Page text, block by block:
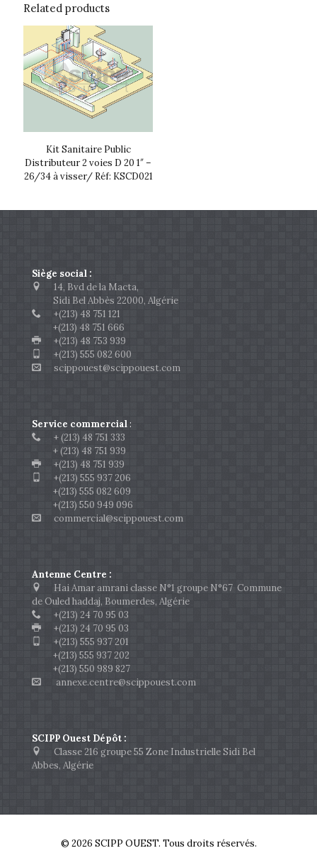
Related products
Kit Sanitaire Public
Distributeur 2 voies D 20 1″ –
26/34 à visser/ Réf: KSCD021
Siège social :
14, Bvd de la Macta,
Sidi Bel Abbès 22000, Algérie
+(213) 48 751 121
+(213) 48 751 666
+(213) 48 753 939
+(213) 555 082 600
scippouest@scippouest.com
Service commercial:
+ (213) 48 751 333
+ (213) 48 751 939
+(213) 48 751 939
+(213) 555 937 206
+(213) 555 082 609
+(213) 550 949 096
commercial@scippouest.com
Antenne Centre :
Hai Amar amrani classe N°1 groupe N°67 Commune
de Ouled haddaj, Boumerdes, Algérie
+(213) 24 70 95 03
+(213) 24 70 95 03
+(213) 555 937 201
+(213) 555 937 202
+(213) 550 989 827
annexe.centre@scippouest.com
SCIPP Ouest Dépôt :
Classe 216 groupe 55 Zone Industrielle Sidi Bel
Abbes, Algérie
© 2026 SCIPP OUEST. Tous droits réservés.